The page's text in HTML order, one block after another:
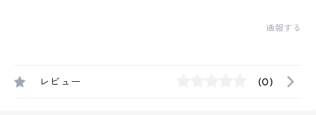
通報する
レビュー (0)